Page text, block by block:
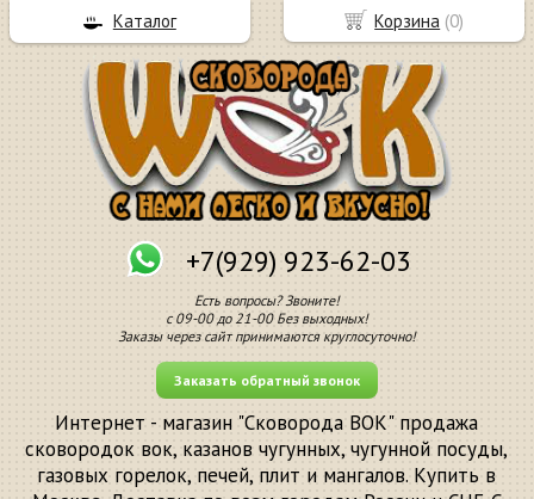
+7(929) 923-62-03
Есть вопросы? Звоните!
с 09-00 до 21-00 Без выходных!
Заказы через сайт принимаются круглосуточно!
Заказать обратный звонок
Интернет - магазин "Сковорода ВОК" продажа
сковородок вок, казанов чугунных, чугунной посуды,
газовых горелок, печей, плит и мангалов. Купить в
Корзина (0)
Каталог